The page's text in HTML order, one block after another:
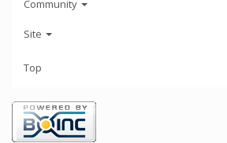
Community
Site
Top